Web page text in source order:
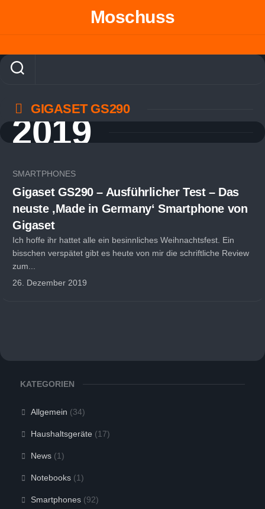
Moschuss
GIGASET GS290
2019
SMARTPHONES
Gigaset GS290 – Ausführlicher Test – Das
neuste ‚Made in Germany‘ Smartphone von
Gigaset
Ich hoffe ihr hattet alle ein besinnliches Weihnachtsfest. Ein
bisschen verspätet gibt es heute von mir die schriftliche Review
zum...
26. Dezember 2019
KATEGORIEN
Allgemein (34)
Haushaltsgeräte (17)
News(1)
Notebooks(1)
Smartphones(92)